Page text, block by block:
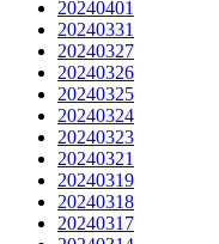
20240401
20240331
20240327
20240326
20240325
20240324
20240323
20240321
20240319
20240318
20240317